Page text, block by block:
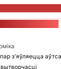
з'яўляецца